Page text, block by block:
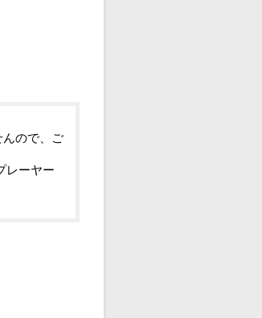
ので、ご
レーヤー